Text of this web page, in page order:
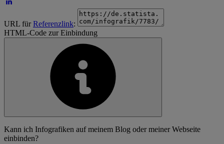
URL fürReferenzlink:
HTML-Code zur Einbindung
Kann ich Infografiken auf meinem Blog oder meiner Webseite
einbinden?